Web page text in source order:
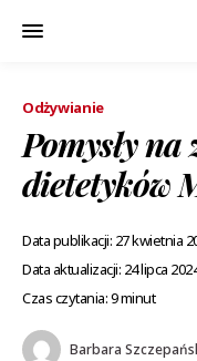
Odżywianie
Pomysły
dietetyków
Data publikacji: 27 kwietnia
Data aktualizacji: 24 lipca
Czas czytania: 9 minut
Barbara